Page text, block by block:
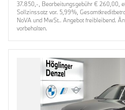
37.850,-, Bearbeitungsgebühr € 260,00,
Sollzinssatz var. 5,99%,
NoVA und MwSt.. Angebot freibleibend.
vorbehalten.